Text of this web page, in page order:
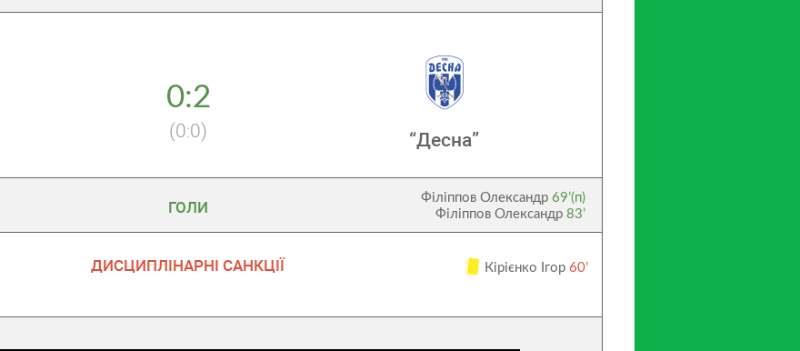
0:2
(0:0) “Десна”
ГОЛИ Філіппов Олександр 69’(п)
Філіппов Олександр 83’
ДИСЦИПЛІНАРНІ САНКЦІЇ Кірієнко Ігор 60’